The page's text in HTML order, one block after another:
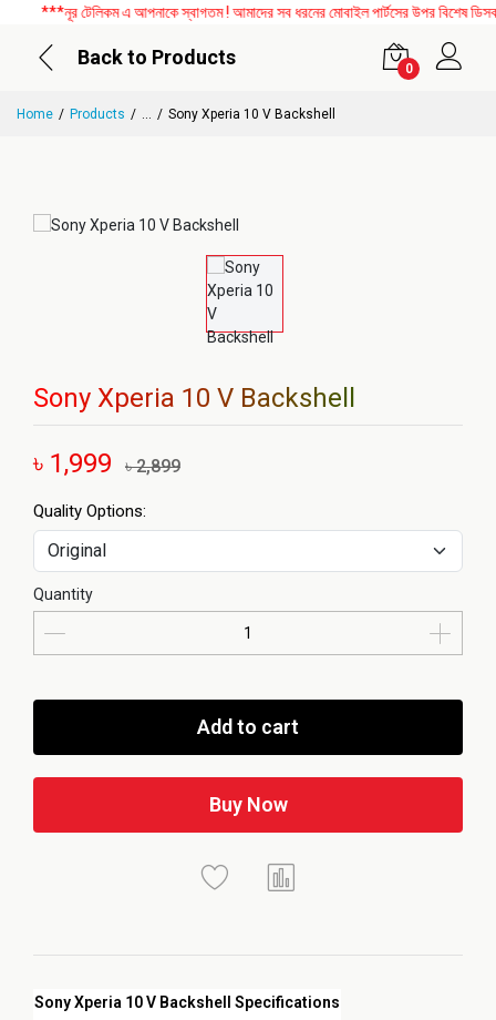
***নূর টেলিকম এ আপনাকে স্বাগতম ! আমাদের সব ধরনের মোবাইল পার্টসের উপর বিশেষ
Back to Products
0
Home Products ... Sony Xperia 10 V Backshell
Sony Xperia 10 V Backshell
৳ 1,999 ৳ 2,899
Sony Xperia 10 V Backshell Specifications
Quality Options:
Quantity
Add to cart
Buy Now